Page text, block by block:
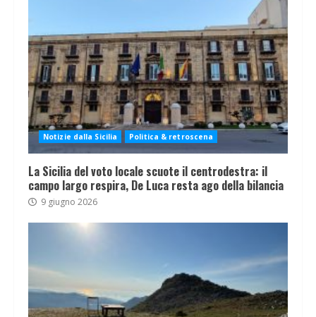
Notizie dalla Sicilia Politica & retroscena
La Sicilia del voto locale scuote il centrodestra: il
campo largo respira, De Luca resta ago della bilancia
9 giugno 2026